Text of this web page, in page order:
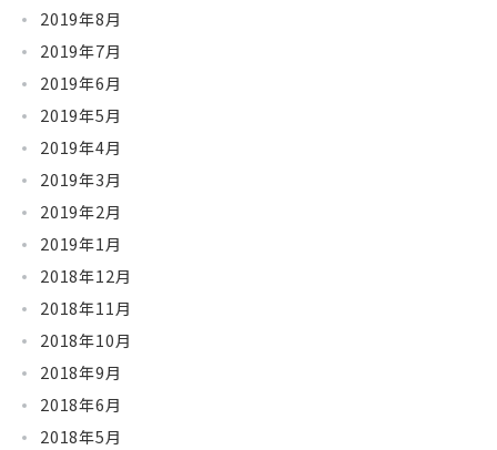
2019年8月
2019年7月
2019年6月
2019年5月
2019年4月
2019年3月
2019年2月
2019年1月
2018年12月
2018年11月
2018年10月
2018年9月
2018年6月
2018年5月